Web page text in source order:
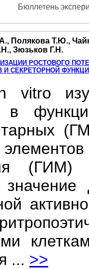
Бюллетень
Полякова Т.Ю.,
Зюзьков Г.Н.
РОСТОВОГО
И СЕКРЕТОРНОЙ
(ГИМ)
... >>